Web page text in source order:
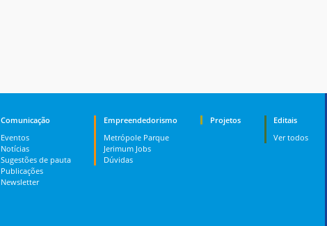
Comunicação
Eventos
Notícias
Sugestões de pauta
Publicações
Newsletter
Empreendedorismo
Metrópole Parque
Jerimum Jobs
Dúvidas
Projetos
Editais
Ver todos